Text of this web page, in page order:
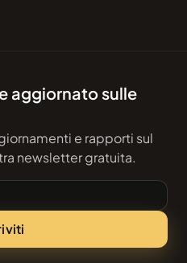
aggiornato sulle
e rapporti sul
newsletter gratuita.